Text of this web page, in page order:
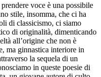
voce è una possibile
stile, insomma, che ci ha
di classicismo, ci siamo
di originalità, dimenticando
all’origine che non è
ma ginnastica interiore in
la sequela di un
in queste poesie di